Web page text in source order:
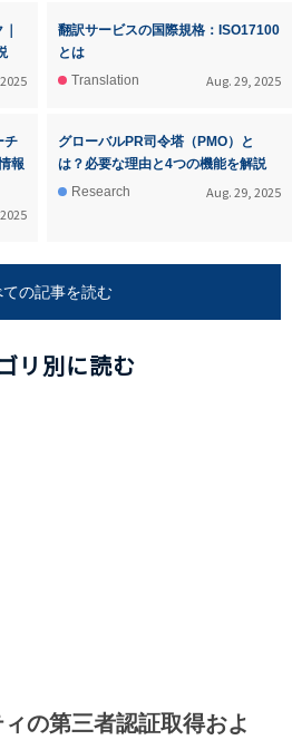
翻訳サービスの国際規格：ISO17100
とは
Translation
Aug. 29, 2025
チ
報
グローバルPR司令塔（PMO）と
は？必要な理由と4つの機能を解説
Research
Aug. 29, 2025
ての記事を読む
リ別に読む
の第三者認証取得およ